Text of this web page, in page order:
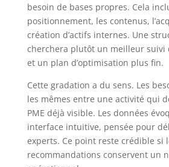
besoin de bases propres. Cela
positionnement, les contenus,
création d’actifs internes. Une
cherchera plutôt un meilleur suivi
et un plan d’optimisation plus fin.
Cette gradation a du sens. Les
les mêmes entre une activité qui
PME déjà visible. Les données
interface intuitive, pensée pour
experts. Ce point reste crédible si
recommandations conservent un